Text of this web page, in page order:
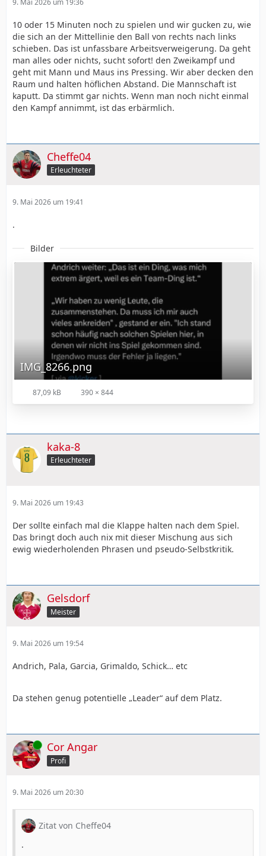
10 oder 15 Minuten noch zu spielen und wir gucken zu, wie
die sich an der Mittellinie den Ball von rechts nach links
schieben. Das ist unfassbare Arbeitsverweigerung. Da geht
man alles oder nichts, sucht sofort! den Zweikampf und
geht mit Mann und Maus ins Pressing. Wir aber decken den
Raum und halten höflichen Abstand. Die Mannschaft ist
kaputt. Da stimmt gar nichts. Wenn man noch nicht einmal
den Kampf annimmt, ist das erbärmlich.
Cheffe04
Erleuchteter
9. Mai 2026 um 19:41
.
Bilder
IMG_8266.png
87,09 kB 390 × 844
kaka-8
Erleuchteter
9. Mai 2026 um 19:43
Der sollte einfach mal die Klappe halten nach dem Spiel.
Das bringt doch auch nix mit dieser Mischung aus sich
ewig wiederholenden Phrasen und pseudo-Selbstkritik.
Gelsdorf
Meister
9. Mai 2026 um 19:54
Andrich, Pala, Garcia, Grimaldo, Schick… etc
Da stehen genug potentielle „Leader“ auf dem Platz.
Online Cor Angar
Profi
9. Mai 2026 um 20:30
Zitat von Cheffe04
.